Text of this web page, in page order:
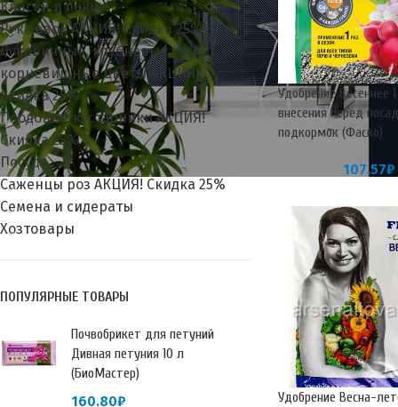
Краски и лаки
Лук севок АКЦИЯ! Скидка 25%
Луковичные, клубневые,
корневищные цветы АКЦИЯ!
Скидка 25%
Плодовые кустарники АКЦИЯ!
Скидка 25%
Посуда
Саженцы роз АКЦИЯ! Скидка 25%
Семена и сидераты
Хозтовары
ПОПУЛЯРНЫЕ ТОВАРЫ
Почвобрикет для петуний
Дивная петуния 10 л
(БиоМастер)
160.80₽
Удобрение Весеннее
внесения перед
подкормок (Фаско)
107.57₽
Удобрение Весна-